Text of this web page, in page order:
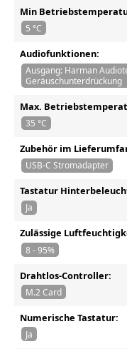
Min
5 °C
Audiofunktionen:
Ausgang: Harman
Geräuschunterdrückung
Max.
35 °C
Zubehör im
USB-C Stromadapter
Tastatur
Ja
Zulässige
8 - 95%
Drahtlos-Controller:
M.2 Card
Numerische Tastatur:
Ja